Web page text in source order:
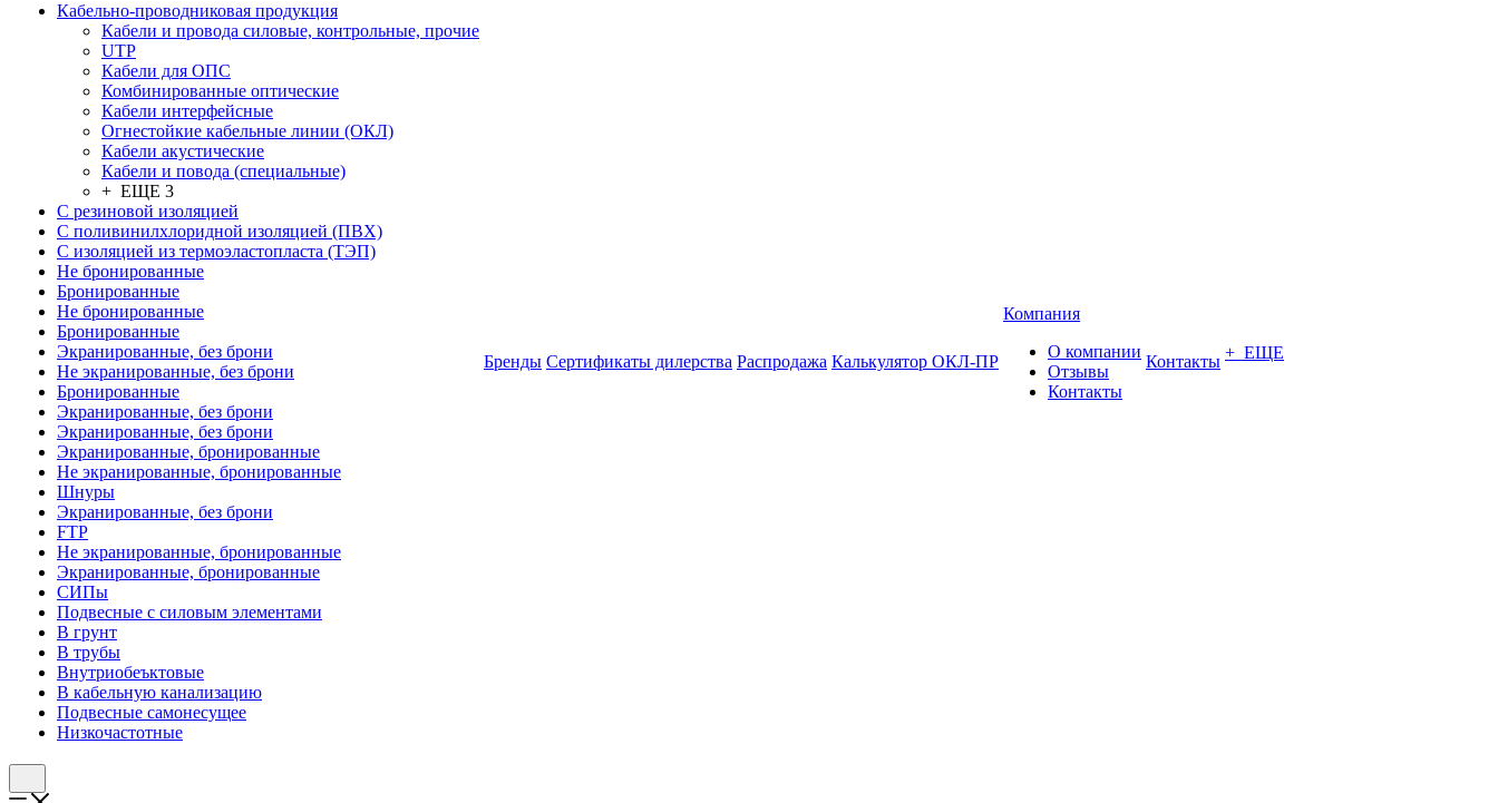
Кабельно-проводниковая продукция
Кабели и провода силовые, контрольные, прочие
UTP
Кабели для ОПС
Комбинированные оптические
Кабели интерфейсные
Огнестойкие кабельные линии (ОКЛ)
Кабели акустические
Кабели и повода (специальные)
+ ЕЩЕ 3
С резиновой изоляцией
С поливинилхлоридной изоляцией (ПВХ)
С изоляцией из термоэластопласта (ТЭП)
Не бронированные
Бронированные
Не бронированные
Бронированные
Экранированные, без брони
Не экранированные, без брони
Бронированные
Экранированные, без брони
Экранированные, без брони
Экранированные, бронированные
Не экранированные, бронированные
Шнуры
Экранированные, без брони
FTP
Не экранированные, бронированные
Экранированные, бронированные
СИПы
Подвесные с силовым элементами
В грунт
В трубы
Внутриобеъктовые
В кабельную канализацию
Подвесные самонесущее
Низкочастотные
Бренды Сертификаты дилерства Распродажа Калькулятор ОКЛ-ПР
Компания
О компании
Отзывы
Контакты
Контакты + ЕЩЕ